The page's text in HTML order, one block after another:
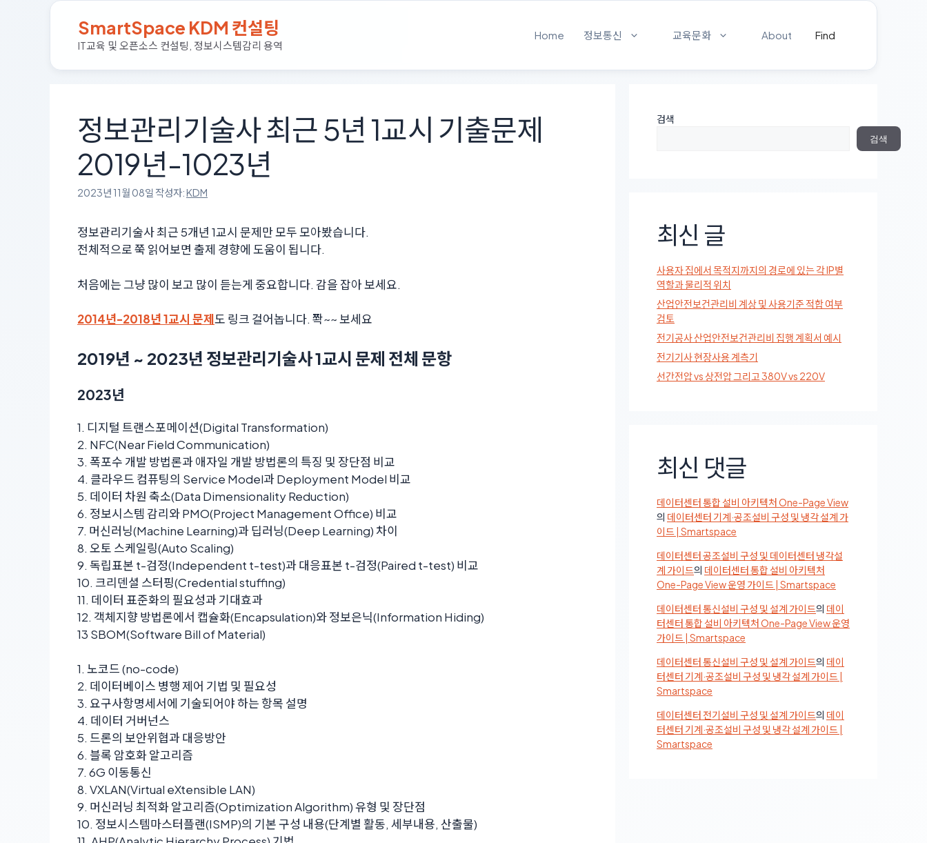
SmartSpace KDM 컨설팅
IT교육 및 오픈소스 컨설팅, 정보시스템감리 용역
Home 정보통신 교육문화 About Find
정보관리기술사 최근 5년 1교시 기출문제
2019년-1023년
2023년 11월 08일 작성자:KDM
정보관리기술사 최근 5개년 1교시 문제만 모두 모아봤습니다.
전체적으로 쭉 읽어보면 출제 경향에 도움이 됩니다.
처음에는 그냥 많이 보고 많이 듣는게 중요합니다. 감을 잡아 보세요.
2014년-2018년 1교시 문제도 링크 걸어놉니다. 쫙~~ 보세요
2019년 ~ 2023년 정보관리기술사 1교시 문제 전체 문항
2023년
1. 디지털 트랜스포메이션(Digital Transformation)
2. NFC(Near Field Communication)
3. 폭포수 개발 방법론과 애자일 개발 방법론의 특징 및 장단점 비교
4. 클라우드 컴퓨팅의 Service Model과 Deployment Model 비교
5. 데이터 차원 축소(Data Dimensionality Reduction)
6. 정보시스템 감리와 PMO(Project Management Office) 비교
7. 머신러닝(Machine Learning)과 딥러닝(Deep Learning) 차이
8. 오토 스케일링(Auto Scaling)
9. 독립표본 t-검정(Independent t-test)과 대응표본 t-검정(Paired t-test) 비교
10. 크리덴셜 스터핑(Credential stuffing)
11. 데이터 표준화의 필요성과 기대효과
12. 객체지향 방법론에서 캡슐화(Encapsulation)와 정보은닉(Information Hiding)
13 SBOM(Software Bill of Material)
1. 노코드 (no-code)
2. 데이터베이스 병행 제어 기법 및 필요성
3. 요구사항명세서에 기술되어야 하는 항목 설명
4. 데이터 거버넌스
5. 드론의 보안위협과 대응방안
6. 블록 암호화 알고리즘
7. 6G 이동통신
8. VXLAN(Virtual eXtensible LAN)
9. 머신러닝 최적화 알고리즘(Optimization Algorithm) 유형 및 장단점
10. 정보시스템마스터플랜(ISMP)의 기본 구성 내용(단계별 활동, 세부내용, 산출물)
검색
검색
최신 글
사용자 집에서 목적지까지의 경로에 있는 각 IP별
역할과 물리적 위치
산업안전보건관리비 계상 및 사용기준 적합 여부
검토
전기공사 산업안전보건관리비 집행 계획서 예시
전기기사 현장사용 계측기
선간전압 vs 상전압 그리고 380V vs 220V
최신 댓글
데이터센터 통합 설비 아키텍처 One-Page View
의 데이터센터 기계·공조설비 구성 및 냉각 설계 가
이드 | Smartspace
데이터센터 공조설비 구성 및 데이터센터 냉각설
계 가이드의 데이터센터 통합 설비 아키텍처
One-Page View 운영 가이드 | Smartspace
데이터센터 통신설비 구성 및 설계 가이드의 데이
터센터 통합 설비 아키텍처 One-Page View 운영
가이드 | Smartspace
데이터센터 통신설비 구성 및 설계 가이드의 데이
터센터 기계·공조설비 구성 및 냉각 설계 가이드 |
Smartspace
데이터센터 전기설비 구성 및 설계 가이드의 데이
터센터 기계·공조설비 구성 및 냉각 설계 가이드 |
Smartspace